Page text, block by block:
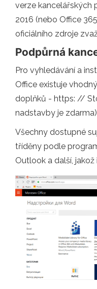
verze kancelářských
2016 (nebo Office
oficiálního zdroje
Podpůrná
Pro vyhledávání a
Office existuje
doplňků - https: //
nadstavby je
Všechny dostupné
tříděny podle
Outlook a další,